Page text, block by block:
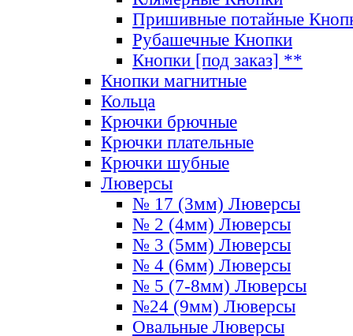
Пришивные потайные
Рубашечные Кнопки
Кнопки [под заказ] **
Кнопки магнитные
Кольца
Крючки брючные
Крючки плательные
Крючки шубные
Люверсы
№ 17 (3мм) Люверсы
№ 2 (4мм) Люверсы
№ 3 (5мм) Люверсы
№ 4 (6мм) Люверсы
№ 5 (7-8мм) Люверсы
№24 (9мм) Люверсы
Овальные Люверсы